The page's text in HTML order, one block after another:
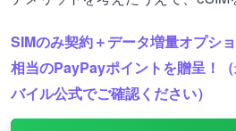
SIMのみ契約＋データ増量オプシ
相当のPayPayポイントを贈呈！
バイル公式でご確認ください）